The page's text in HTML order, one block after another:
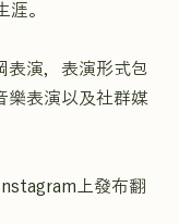
涯。
表演，表演形式包
樂表演以及社群媒
上發布翻